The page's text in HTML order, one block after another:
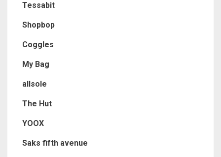
Tessabit
Shopbop
Coggles
My Bag
allsole
The Hut
YOOX
Saks fifth avenue